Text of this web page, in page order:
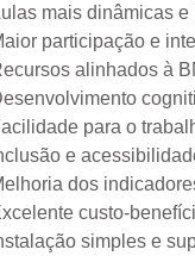
mais dinâmicas e
participação e
alinhados à
para o
e
dos
custo-
simples e